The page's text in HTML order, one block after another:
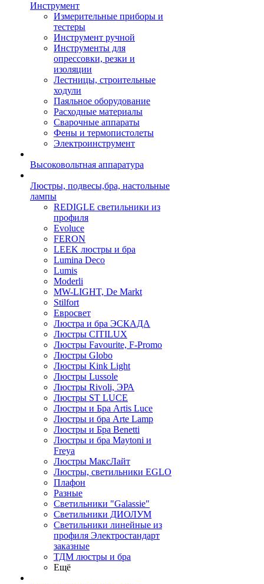
Инструмент
Измерительные приборы и
тестеры
Инструмент ручной
Инструменты для
опрессовки, резки и
изоляции
Лестницы, строительные
ходули
Паяльное оборудование
Расходные материалы
Сварочные аппараты
Фены и термопистолеты
Электроинструмент
Высоковольтная аппаратура
Люстры, подвесы,бра, настольные
лампы
REDIGLE светильники из
профиля
Evoluce
FERON
LEEK люстры и бра
Lumina Deco
Lumis
Moderli
MW-LIGHT, De Markt
Stilfort
Евросвет
Люстра и бра ЭСКАДА
Люстры CITILUX
Люстры Favourite, F-Promo
Люстры Globo
Люстры Kink Light
Люстры Lussole
Люстры Rivoli, ЭРА
Люстры ST LUCE
Люстры и Бра Artis Luce
Люстры и бра Arte Lamp
Люстры и Бра Benetti
Люстры и бра Maytoni и
Freya
Люстры МаксЛайт
Люстры, светильники EGLO
Плафон
Разные
Светильники "Galassie"
Светильники ДИОЛУМ
Светильники линейные из
профиля Электростандарт
заказные
ТДМ люстры и бра
Ещё